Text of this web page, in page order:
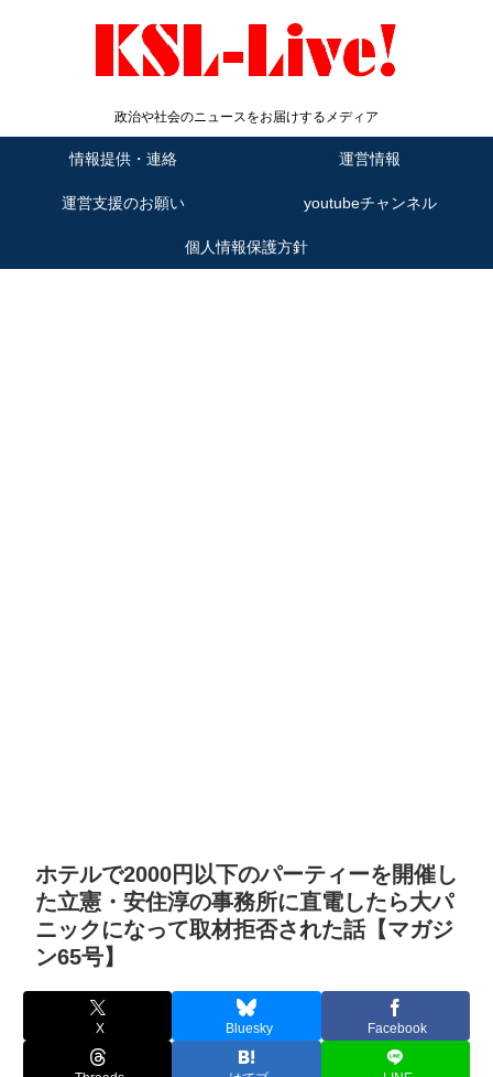
政治や社会のニュースをお届けするメディア
情報提供・連絡 運営情報
運営支援のお願い youtubeチャンネル
個人情報保護方針
ホテルで2000円以下のパーティーを開催し
た立憲・安住淳の事務所に直電したら大パ
ニックになって取材拒否された話【マガジ
ン65号】
X Bluesky Facebook